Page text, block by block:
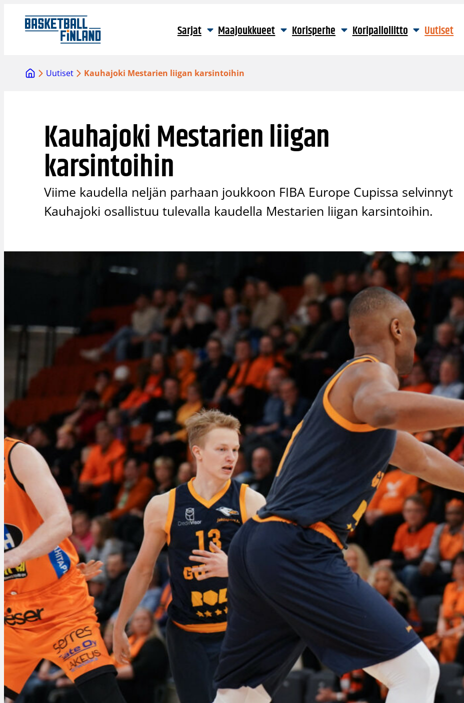
sisältöön
Sarjat Maajoukkueet Korisperhe Koripalloliitto Uutiset
Uutiset Kauhajoki Mestarien liigan karsintoihin
Kauhajoki Mestarien liigan
karsintoihin
Viime kaudella neljän parhaan joukkoon FIBA Europe Cupissa selvinnyt
Kauhajoki osallistuu tulevalla kaudella Mestarien liigan karsintoihin.